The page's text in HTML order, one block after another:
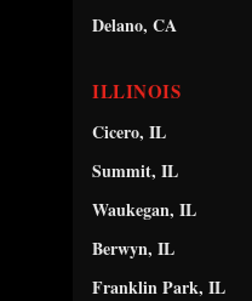
Delano, CA
ILLINOIS
Cicero, IL
Summit, IL
Waukegan, IL
Berwyn, IL
Franklin Park, IL